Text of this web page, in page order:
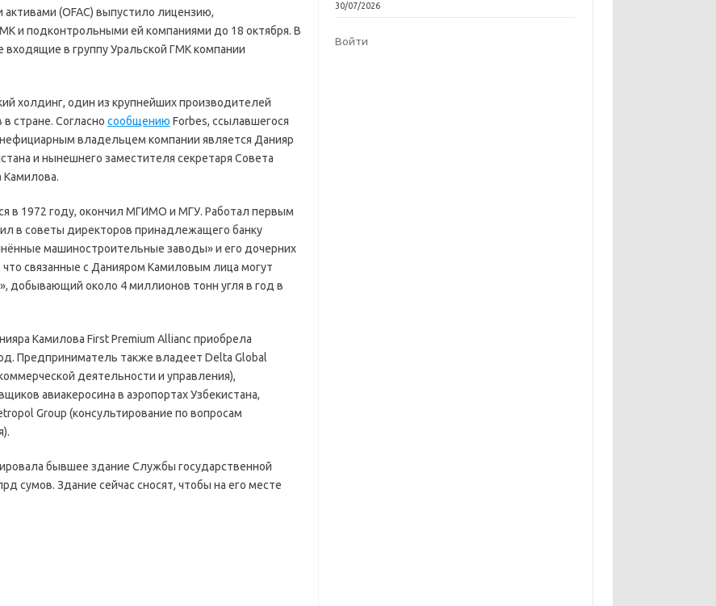
(OFAC) выпустило лицензию,
и подконтрольными ей компаниями до 18 октября. В
в группу Уральской ГМК компании
холдинг, один из крупнейших производителей
стране. Согласно сообщению Forbes, ссылавшегося
владельцем компании является Данияр
и нынешнего заместителя секретаря Совета
Камилова.
в 1972 году, окончил МГИМО и МГУ. Работал первым
в советы директоров принадлежащего банку
машиностроительные заводы» и его дочерних
связанные с Данияром Камиловым лица могут
добывающий около 4 миллионов тонн угля в год в
Камилова First Premium Allianc приобрела
Предприниматель также владеет Delta Global
деятельности и управления),
авиакеросина в аэропортах Узбекистана,
Group (консультирование по вопросам
бывшее здание Службы государственной
сумов. Здание сейчас сносят, чтобы на его месте
30/07/2026
Войти